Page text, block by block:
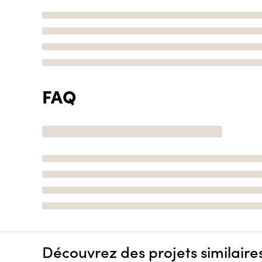
FAQ
Découvrez des projets